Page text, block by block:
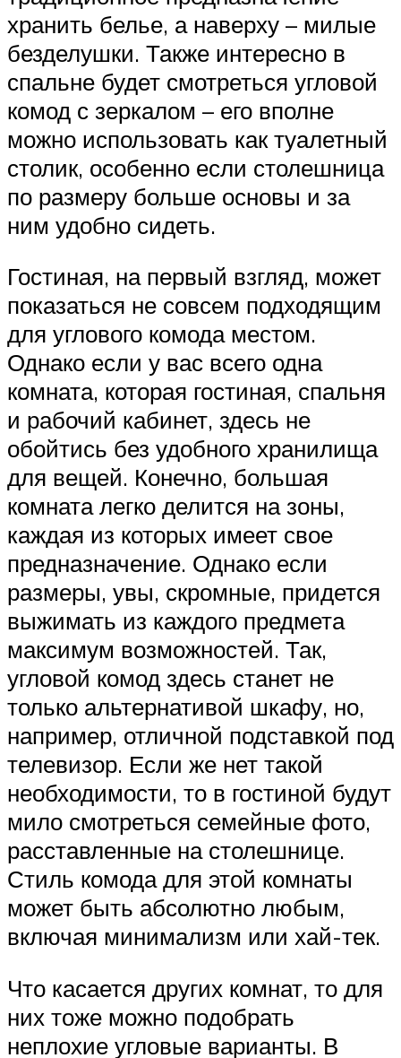
хранить белье, а наверху – милые
безделушки. Также интересно в
спальне будет смотреться угловой
комод с зеркалом – его вполне
можно использовать как туалетный
столик, особенно если столешница
по размеру больше основы и за
ним удобно сидеть.
Гостиная, на первый взгляд, может
показаться не совсем подходящим
для углового комода местом.
Однако если у вас всего одна
комната, которая гостиная, спальня
и рабочий кабинет, здесь не
обойтись без удобного хранилища
для вещей. Конечно, большая
комната легко делится на зоны,
каждая из которых имеет свое
предназначение. Однако если
размеры, увы, скромные, придется
выжимать из каждого предмета
максимум возможностей. Так,
угловой комод здесь станет не
только альтернативой шкафу, но,
например, отличной подставкой под
телевизор. Если же нет такой
необходимости, то в гостиной будут
мило смотреться семейные фото,
расставленные на столешнице.
Стиль комода для этой комнаты
может быть абсолютно любым,
включая минимализм или хай-тек.
Что касается других комнат, то для
них тоже можно подобрать
неплохие угловые варианты. В